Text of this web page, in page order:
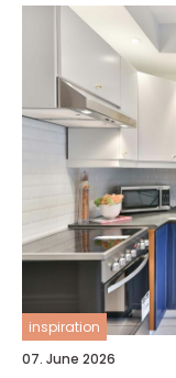
inspiration
07. June 2026